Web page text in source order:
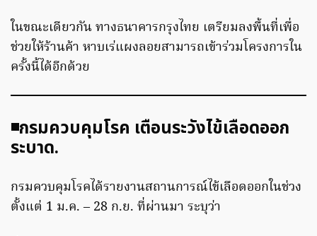
ในขณะเดียวกัน ทางธนาคารกรุงไทย เตรียมลงพื้นที่เพื่อ
ช่วยให้ร้านค้า หาบเร่แผงลอยสามารถเข้าร่วมโครงการใน
ครั้งนี้ได้อีกด้วย
◾️กรมควบคุมโรค เตือนระวังไข้เลือดออก
ระบาด.
กรมควบคุมโรคได้รายงานสถานการณ์ไข้เลือดออกในช่วง
ตั้งแต่ 1 ม.ค. – 28 ก.ย. ที่ผ่านมา ระบุว่า